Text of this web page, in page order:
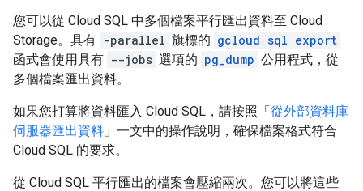
您可以從 Cloud SQL 中多個檔案平行匯出資料至 Cloud
Storage。具有 -parallel 旗標的 gcloud sql export
函式會使用具有 --jobs 選項的 pg_dump 公用程式，從
多個檔案匯出資料。
如果您打算將資料匯入 Cloud SQL，請按照「從外部資料庫
伺服器匯出資料 」一文中的操作說明，確保檔案格式符合
Cloud SQL 的要求。
從 Cloud SQL 平行匯出的檔案會壓縮兩次。您可以將這些